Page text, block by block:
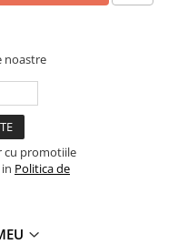
noastre
cu promotiile
Politica de